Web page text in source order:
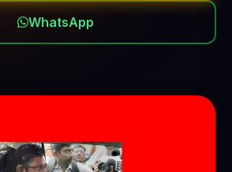
WhatsApp